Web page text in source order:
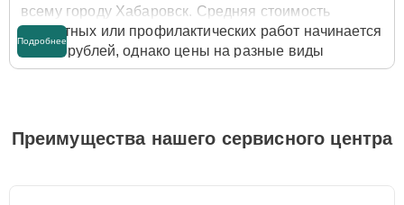
всему городу Хабаровск. Средняя стоимость
ремонтных или профилактических работ начинается
от 890 рублей, однако цены на разные виды
комплектующих могут различаться. Полную
службы заботы о клиентах. Для расчета итоговой
стоимости ремонта холодильника достаточно
Подробнее
Преимущества нашего сервисного центра